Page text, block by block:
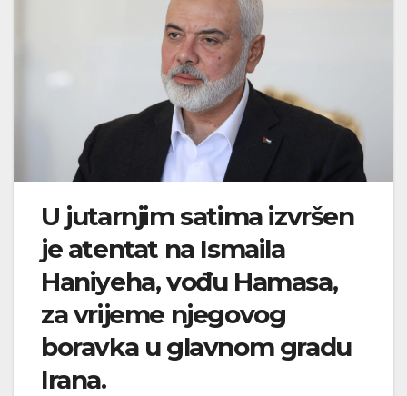
U jutarnjim satima izvršen
je atentat na Ismaila
Haniyeha, vođu Hamasa,
za vrijeme njegovog
boravka u glavnom gradu
Irana.